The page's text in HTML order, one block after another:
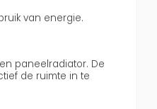
van energie.
paneelradiator. De
de ruimte in te